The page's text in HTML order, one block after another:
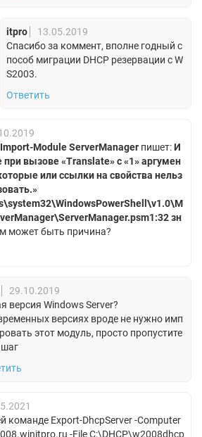
itpro
13.05.2019
Спасибо за коммент, вполне годный с
пособ миграции DHCP резервации с W
S2003.
Ответить
Import-Module ServerManager пишет:И
при вызове «Translate» с «1» аргумен
или ссылки на свойства нельз
зн
может быть причина?
29.10.2019
версия Windows Server?
версиях вроде не нужно имп
этот модуль, просто пропустите
шаг
команде Export-DhcpServer -Computer
-File C:\DHCP\w2008dhcp